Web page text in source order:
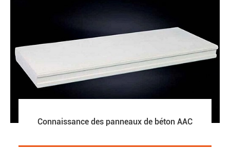
Connaissance des panneaux de béton AAC